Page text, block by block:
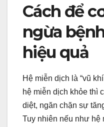
Cách để
ngừa
hiệu quả
Hệ miễn dịch là “vũ
hệ miễn dịch khỏe thì
diệt, ngăn chặn sự
Tuy nhiên nếu như hệ